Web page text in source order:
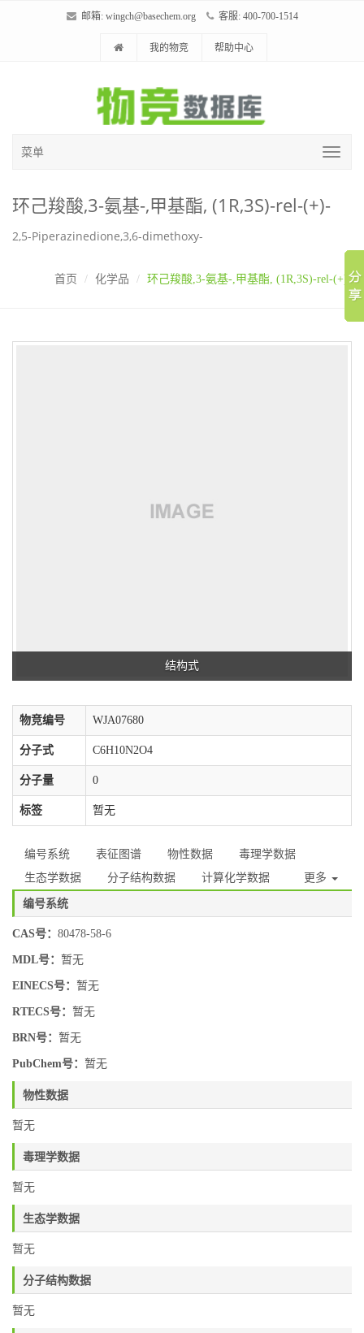
邮箱: wingch@basechem.org 客服: 400-700-1514
我的物竞 帮助中心
菜单
环己羧酸,3-氨基-,甲基酯, (1R,3S)-rel-(+)-
2,5-Piperazinedione,3,6-dimethoxy-
首页 化学品 环己羧酸,3-氨基-,甲基酯, (1R,3S)-rel-(+)-
结构式
物竞编号 WJA07680
分子式 C6H10N2O4
分子量 0
标签 暂无
编号系统 表征图谱 物性数据
毒理学数据
生态学数据
分子结构数据 计算化学数据 更多
编号系统
CAS号： 80478-58-6
MDL号： 暂无
EINECS号： 暂无
RTECS号： 暂无
BRN号： 暂无
PubChem号： 暂无
物性数据
暂无
毒理学数据
暂无
生态学数据
暂无
分子结构数据
暂无